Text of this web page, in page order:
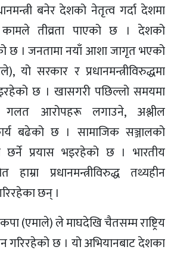
बनेर देशको नेतृत्व गर्दा देशमा
कामले तीव्रता पाएको छ । देशको
छ । जनतामा नयाँ आशा जागृत भएको
सरकार र प्रधानमन्त्रीविरुद्धमा
छ । खासगरी पछिल्लो समयमा
गलत आरोपहरू लगाउने, अश्लील
बढेको छ । सामाजिक सञ्जालको
प्रयास भइरहेको छ । भारतीय
प्रधानमन्त्रीविरुद्ध तथ्यहीन
छन् ।
(एमाले) ले माघदेखि चैतसम्म राष्ट्रिय
गरिरहेको छ । यो अभियानबाट देशका